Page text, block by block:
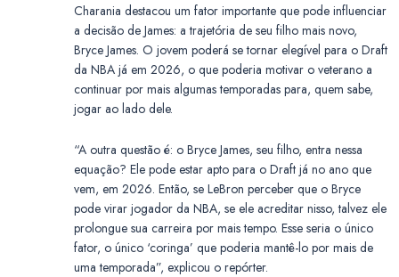
Charania destacou um fator importante que pode influenciar
a decisão de James: a trajetória de seu filho mais novo,
Bryce James. O jovem poderá se tornar elegível para o Draft
da NBA já em 2026, o que poderia motivar o veterano a
continuar por mais algumas temporadas para, quem sabe,
jogar ao lado dele.
“A outra questão é: o Bryce James, seu filho, entra nessa
equação? Ele pode estar apto para o Draft já no ano que
vem, em 2026. Então, se LeBron perceber que o Bryce
pode virar jogador da NBA, se ele acreditar nisso, talvez ele
prolongue sua carreira por mais tempo. Esse seria o único
fator, o único ‘coringa’ que poderia mantê-lo por mais de
uma temporada”, explicou o repórter.